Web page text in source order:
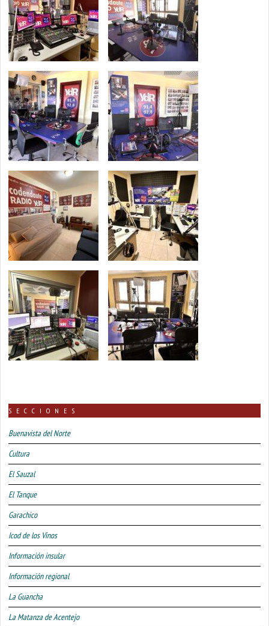
SECCIONES
Buenavista del Norte
Cultura
El Sauzal
El Tanque
Garachico
Icod de los Vinos
Información insular
Información regional
La Guancha
La Matanza de Acentejo